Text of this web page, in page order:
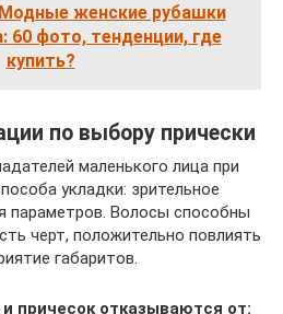
Модные женские рубашки
60 фото, тенденции, где
купить?
по выбору прически
маленького лица при
укладки: зрительное
параметров. Волосы способны
черт, положительно повлиять
габаритов.
причесок отказываются от: